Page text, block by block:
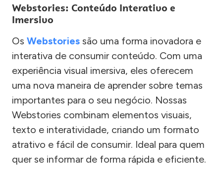
Webstories: Conteúdo Interativo e
Imersivo
Os Webstories são uma forma inovadora e
interativa de consumir conteúdo. Com uma
experiência visual imersiva, eles oferecem
uma nova maneira de aprender sobre temas
importantes para o seu negócio. Nossas
Webstories combinam elementos visuais,
texto e interatividade, criando um formato
atrativo e fácil de consumir. Ideal para quem
quer se informar de forma rápida e eficiente.